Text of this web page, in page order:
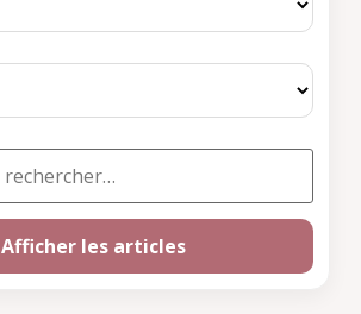
Afficher les articles